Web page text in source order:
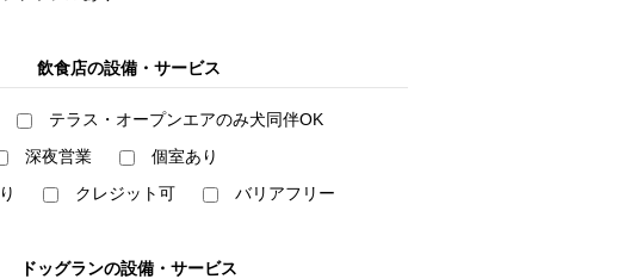
飲食店の設備・サービス
テラス・オープンエアのみ犬同伴OK
深夜営業
個室あり
クレジット可 バリアフリー
ドッグランの設備・サービス